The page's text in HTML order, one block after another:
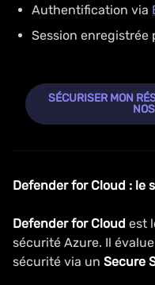
Authentification via
Session
SÉCURISER MON
Defender for Cloud : le
Defender for Cloud est
sécurité Azure. Il
sécurité via un Secure